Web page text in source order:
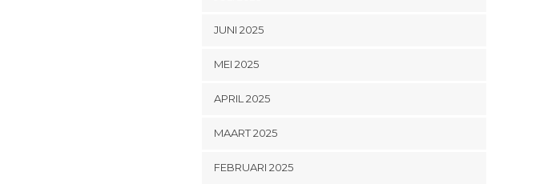
JUNI 2025
MEI 2025
APRIL 2025
MAART 2025
FEBRUARI 2025